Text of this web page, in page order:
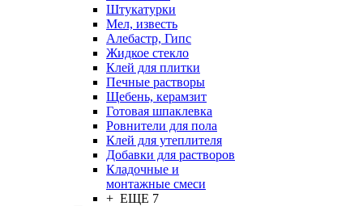
Штукатурки
Мел, известь
Алебастр, Гипс
Жидкое стекло
Клей для плитки
Печные растворы
Щебень, керамзит
Готовая шпаклевка
Ровнители для пола
Клей для утеплителя
Добавки для растворов
Кладочные и
монтажные смеси
+ ЕЩЕ 7